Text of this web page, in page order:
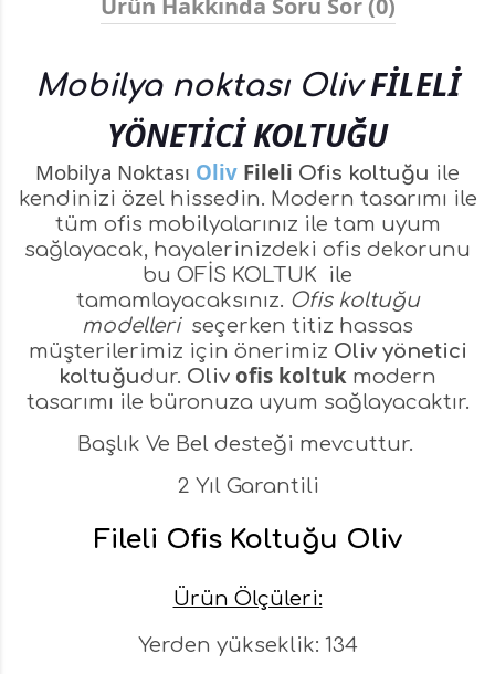
Mobilya noktası OlivFİLELİ
YÖNETİCİ KOLTUĞU
Mobilya Noktası Oliv Fileli Ofis koltuğu ile
kendinizi özel hissedin. Modern tasarımı ile
tüm ofis mobilyalarınız ile tam uyum
sağlayacak, hayalerinizdeki ofis dekorunu
bu OFİS KOLTUK ile
tamamlayacaksınız. Ofis koltuğu
modelleri seçerken titiz hassas
müşterilerimiz için önerimiz Oliv yönetici
koltuğudur. Oliv ofis koltuk modern
tasarımı ile büronuza uyum sağlayacaktır.
Başlık Ve Bel desteği mevcuttur.
2 Yıl Garantili
Fileli Ofis Koltuğu Oliv
Ürün Ölçüleri:
Yerden yükseklik: 134